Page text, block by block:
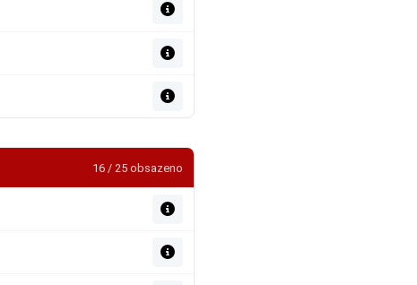
16 / 25 obsazeno